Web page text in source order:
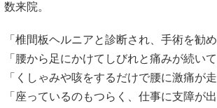
数来院。
「椎間板ヘルニアと診断され、手術を勧め
「腰から足にかけてしびれと痛みが続いて
「くしゃみや咳をするだけで腰に激痛が走
「座っているのもつらく、仕事に支障が出